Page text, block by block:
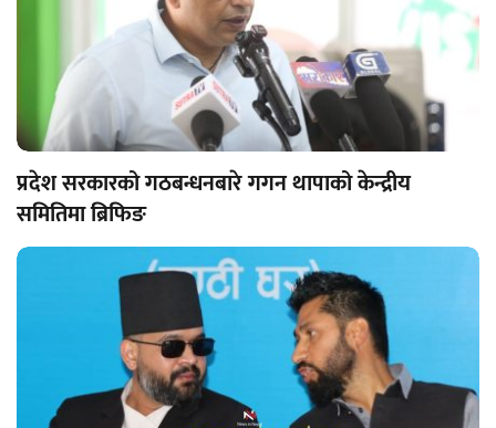
प्रदेश सरकारको गठबन्धनबारे गगन थापाको केन्द्रीय
समितिमा ब्रिफिङ